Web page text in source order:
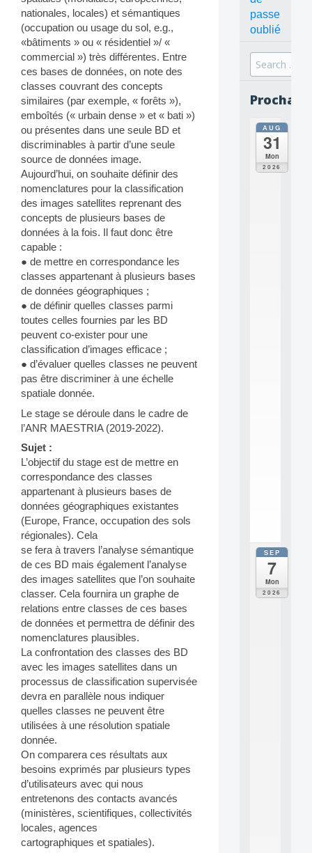
nationales, locales) et sémantiques
(occupation ou usage du sol, e.g.,
«bâtiments » ou « résidentiel »/ «
commercial ») très différentes. Entre
ces bases de données, on note des
classes couvrant des concepts
similaires (par exemple, « forêts »),
emboîtés (« urbain dense » et « bati »)
ou présentes dans une seule BD et
discriminables à partir d’une seule
source de données image.
Aujourd’hui, on souhaite définir des
nomenclatures pour la classification
des images satellites reprenant des
concepts de plusieurs bases de
données à la fois. Il faut donc être
capable :
● de mettre en correspondance les
classes appartenant à plusieurs bases
de données géographiques ;
● de définir quelles classes parmi
toutes celles fournies par les BD
peuvent co-exister pour une
classification d’images efficace ;
● d’évaluer quelles classes ne peuvent
pas être discriminer à une échelle
spatiale donnée.
Le stage se déroule dans le cadre de
l’ANR MAESTRIA (2019-2022).
Sujet :
L’objectif du stage est de mettre en
correspondance des classes
appartenant à plusieurs bases de
données géographiques existantes
(Europe, France, occupation des sols
régionales). Cela
se fera à travers l’analyse sémantique
de ces BD mais également l’analyse
des images satellites que l’on souhaite
classer. Cela fournira un graphe de
relations entre classes de ces bases
de données et permettra de définir des
nomenclatures plausibles.
La confrontation des classes des BD
avec les images satellites dans un
processus de classification supervisée
devra en parallèle nous indiquer
quelles classes ne peuvent être
utilisées à une résolution spatiale
donnée.
On comparera ces résultats aux
besoins exprimés par plusieurs types
d’utilisateurs avec qui nous
entretenons des contacts avancés
(ministères, scientifiques, collectivités
locales, agences
cartographiques et spatiales).
passe
oublié
Search
for:
AUG
31
Mon
2026
SEP
7
Mon
2026